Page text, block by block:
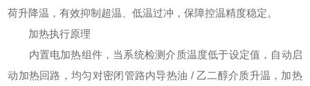
荷升降温，有效抑制超温、低温过冲，保障控温精度稳定。
加热执行原理
内置电加热组件，当系统检测介质温度低于设定值，自动启
动加热回路，均匀对密闭管路内导热油 / 乙二醇介质升温，加热